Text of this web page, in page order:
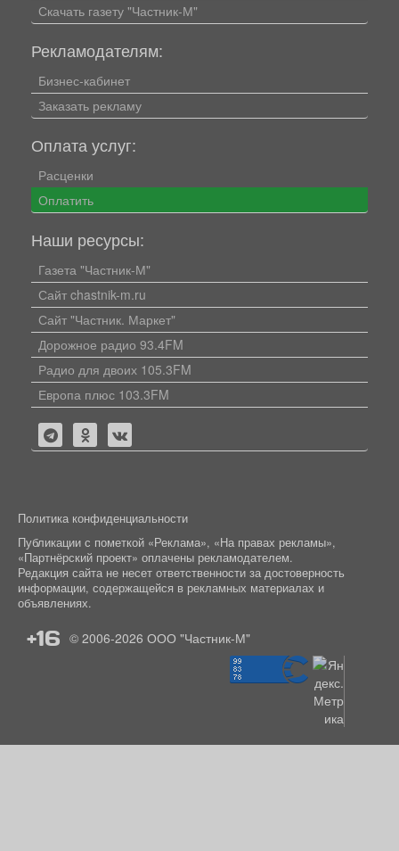
Скачать газету "Частник-М"
Рекламодателям:
Бизнес-кабинет
Заказать рекламу
Оплата услуг:
Расценки
Оплатить
Наши ресурсы:
Газета "Частник-М"
Сайт chastnik-m.ru
Сайт "Частник. Маркет"
Дорожное радио 93.4FM
Радио для двоих 105.3FM
Европа плюс 103.3FM
Политика конфиденциальности
Публикации с пометкой «Реклама», «На правах рекламы»,
«Партнёрский проект» оплачены рекламодателем.
Редакция сайта не несет ответственности за достоверность
информации, содержащейся в рекламных материалах и
объявлениях.
+16 © 2006-2026 ООО "Частник-М"